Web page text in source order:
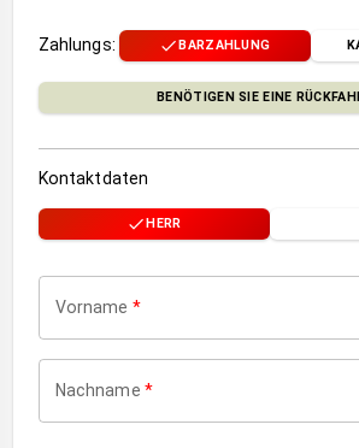
Zahlungs: BARZAHLUNG
BENÖTIGEN SIE EINE
Kontaktdaten
HERR
Vorname *
Nachname *